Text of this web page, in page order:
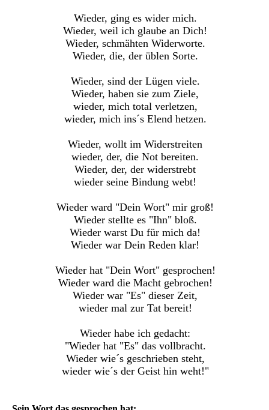
Wieder, ging es wider mich.
Wieder, weil ich glaube an Dich!
Wieder, schmähten Widerworte.
Wieder, die, der üblen Sorte.
Wieder, sind der Lügen viele.
Wieder, haben sie zum Ziele,
wieder, mich total verletzen,
wieder, mich ins´s Elend hetzen.
Wieder, wollt im Widerstreiten
wieder, der, die Not bereiten.
Wieder, der, der widerstrebt
wieder seine Bindung webt!
Wieder ward "Dein Wort" mir groß!
Wieder stellte es "Ihn" bloß.
Wieder warst Du für mich da!
Wieder war Dein Reden klar!
Wieder hat "Dein Wort" gesprochen!
Wieder ward die Macht gebrochen!
Wieder war "Es" dieser Zeit,
wieder mal zur Tat bereit!
Wieder habe ich gedacht:
"Wieder hat "Es" das vollbracht.
Wieder wie´s geschrieben steht,
wieder wie´s der Geist hin weht!"